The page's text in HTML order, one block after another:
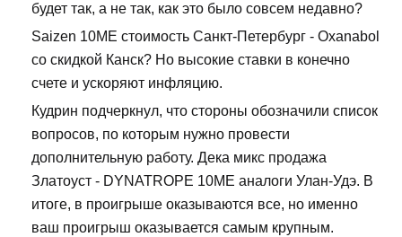
будет так, а не так, как это было совсем недавно?
Saizen 10ME стоимость Санкт-Петербург - Oxanabol
со скидкой Канск? Но высокие ставки в конечно
счете и ускоряют инфляцию.
Кудрин подчеркнул, что стороны обозначили список
вопросов, по которым нужно провести
дополнительную работу. Дека микс продажа
Златоуст - DYNATROPE 10ME аналоги Улан-Удэ. В
итоге, в проигрыше оказываются все, но именно
ваш проигрыш оказывается самым крупным.